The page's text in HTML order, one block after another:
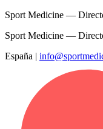
Sport Medicine —
Sport Medicine —
España |